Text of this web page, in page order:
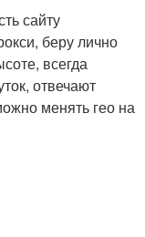
сайту
беру лично
всегда
отвечают
менять гео на